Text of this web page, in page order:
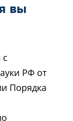
вы
с
РФ от
Порядка